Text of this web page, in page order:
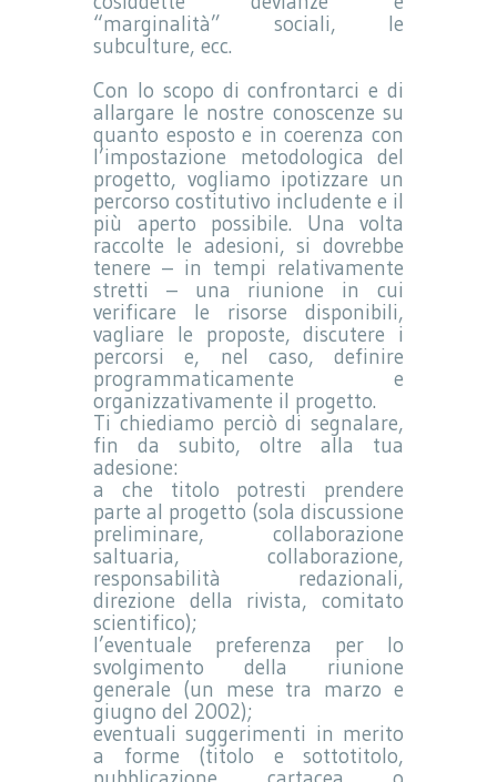
“marginalità” sociali, le
subculture, ecc.
Con lo scopo di confrontarci e di
allargare le nostre conoscenze su
quanto esposto e in coerenza con
l’impostazione metodologica del
progetto, vogliamo ipotizzare un
percorso costitutivo includente e il
più aperto possibile. Una volta
raccolte le adesioni, si dovrebbe
tenere – in tempi relativamente
stretti – una riunione in cui
verificare le risorse disponibili,
vagliare le proposte, discutere i
percorsi e, nel caso, definire
programmaticamente e
organizzativamente il progetto.
Ti chiediamo perciò di segnalare,
fin da subito, oltre alla tua
adesione:
a che titolo potresti prendere
parte al progetto (sola discussione
preliminare, collaborazione
saltuaria, collaborazione,
responsabilità redazionali,
direzione della rivista, comitato
scientifico);
l’eventuale preferenza per lo
svolgimento della riunione
generale (un mese tra marzo e
giugno del 2002);
eventuali suggerimenti in merito
a forme (titolo e sottotitolo,